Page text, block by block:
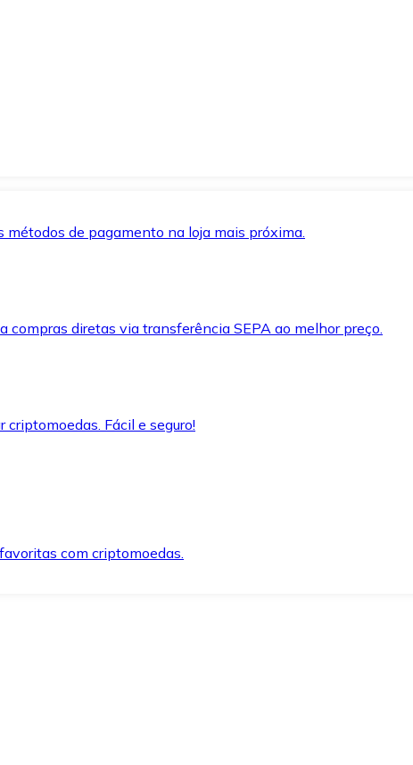
de pagamento na loja mais próxima.
diretas via transferência SEPA ao melhor preço.
Fácil e seguro!
com criptomoedas.
forma rápida e segura.
quando precisar.